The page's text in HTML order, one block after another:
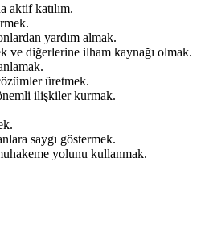
aktif katılım.
yardım almak.
ve diğerlerine ilham kaynağı olmak.
üretmek.
ilişkiler kurmak.
saygı göstermek.
yolunu kullanmak.